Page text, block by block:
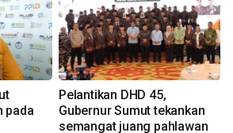
pada
Pelantikan DHD 45,
Gubernur Sumut tekankan
semangat juang pahlawan